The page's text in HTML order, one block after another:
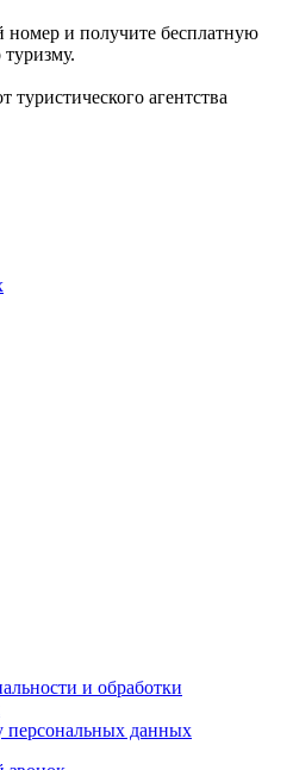
и получите бесплатную
туристического агентства
и обработки
персональных данных